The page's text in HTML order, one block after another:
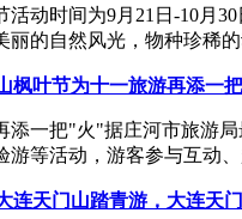
活动时间为9月21日-10月
丽的自然风光，物种珍稀
枫叶节为十一旅游再添一
添一把"火"据庄河市旅游
游等活动，游客参与互动
连天门山踏青游，大连天